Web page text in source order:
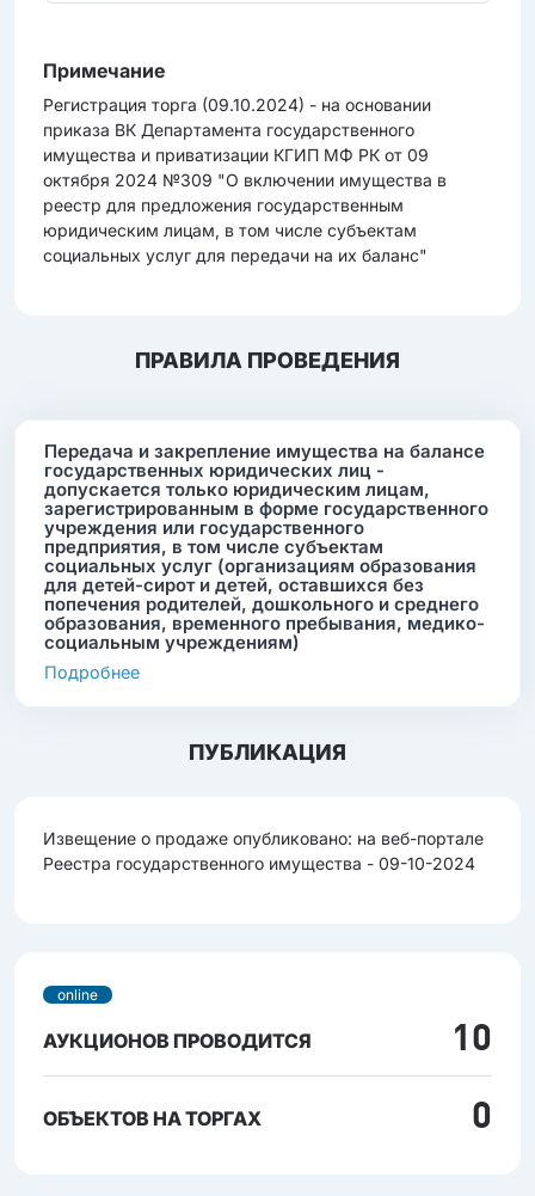
Примечание
Регистрация торга (09.10.2024) - на основании
приказа ВК Департамента государственного
имущества и приватизации КГИП МФ РК от 09
октября 2024 №309 "О включении имущества в
реестр для предложения государственным
юридическим лицам, в том числе субъектам
социальных услуг для передачи на их баланс"
ПРАВИЛА ПРОВЕДЕНИЯ
Передача и закрепление имущества на балансе
государственных юридических лиц -
допускается только юридическим лицам,
зарегистрированным в форме государственного
учреждения или государственного
предприятия, в том числе субъектам
социальных услуг (организациям образования
для детей-сирот и детей, оставшихся без
попечения родителей, дошкольного и среднего
образования, временного пребывания, медико-
социальным учреждениям)
Подробнее
ПУБЛИКАЦИЯ
Извещение о продаже опубликовано: на веб-портале
Реестра государственного имущества - 09-10-2024
online
АУКЦИОНОВ ПРОВОДИТСЯ 10
ОБЪЕКТОВ НА ТОРГАХ 0